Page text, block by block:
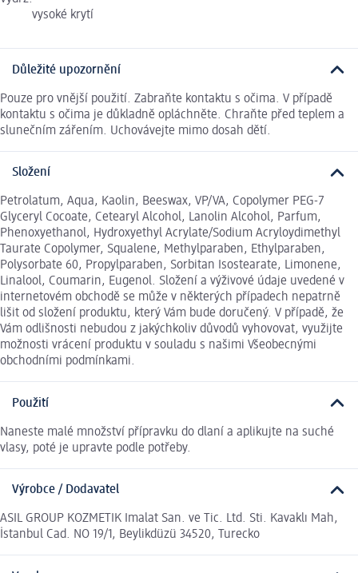
vysoké krytí
Důležité upozornění
Pouze pro vnější použití. Zabraňte kontaktu s očima. V případě
kontaktu s očima je důkladně opláchněte. Chraňte před teplem a
slunečním zářením. Uchovávejte mimo dosah dětí.
Složení
Petrolatum, Aqua, Kaolin, Beeswax, VP/VA, Copolymer PEG-7
Glyceryl Cocoate, Cetearyl Alcohol, Lanolin Alcohol, Parfum,
Phenoxyethanol, Hydroxyethyl Acrylate/Sodium Acryloydimethyl
Taurate Copolymer, Squalene, Methylparaben, Ethylparaben,
Polysorbate 60, Propylparaben, Sorbitan Isostearate, Limonene,
Linalool, Coumarin, Eugenol. Složení a výživové údaje uvedené v
internetovém obchodě se může v některých případech nepatrně
lišit od složení produktu, který Vám bude doručený. V případě, že
Vám odlišnosti nebudou z jakýchkoliv důvodů vyhovovat, využijte
možnosti vrácení produktu v souladu s našimi Všeobecnými
obchodními podmínkami.
Použití
Naneste malé množství přípravku do dlaní a aplikujte na suché
vlasy, poté je upravte podle potřeby.
Výrobce / Dodavatel
ASIL GROUP KOZMETIK Imalat San. ve Tic. Ltd. Sti. Kavaklı Mah,
İstanbul Cad. NO 19/1, Beylikdüzü 34520, Turecko